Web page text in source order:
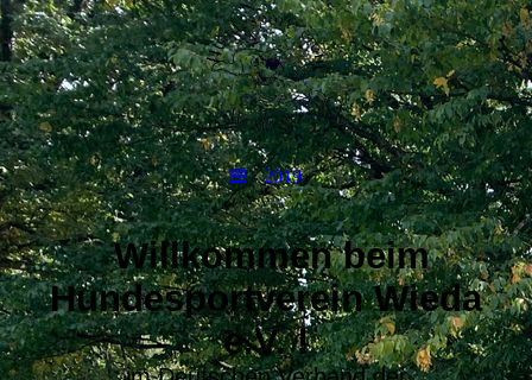
2019
Willkommen beim
Hundesportverein Wieda
e.V. !